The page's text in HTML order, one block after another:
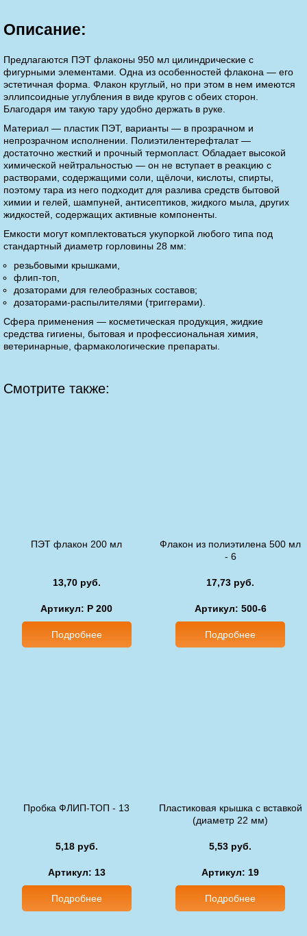
Описание:
Предлагаются ПЭТ флаконы 950 мл цилиндрические с
фигурными элементами. Одна из особенностей флакона — его
эстетичная форма. Флакон круглый, но при этом в нем имеются
эллипсоидные углубления в виде кругов с обеих сторон.
Благодаря им такую тару удобно держать в руке.
Материал — пластик ПЭТ, варианты — в прозрачном и
непрозрачном исполнении. Полиэтилентерефталат —
достаточно жесткий и прочный термопласт. Обладает высокой
химической нейтральностью — он не вступает в реакцию с
растворами, содержащими соли, щёлочи, кислоты, спирты,
поэтому тара из него подходит для разлива средств бытовой
химии и гелей, шампуней, антисептиков, жидкого мыла, других
жидкостей, содержащих активные компоненты.
Емкости могут комплектоваться укупоркой любого типа под
стандартный диаметр горловины 28 мм:
резьбовыми крышками,
флип-топ,
дозаторами для гелеобразных составов;
дозаторами-распылителями (триггерами).
Сфера применения — косметическая продукция, жидкие
средства гигиены, бытовая и профессиональная химия,
ветеринарные, фармакологические препараты.
Смотрите также:
ПЭТ флакон 200 мл
13,70 руб.
Артикул: P 200
Подробнее
Флакон из полиэтилена 500 мл
- 6
17,73 руб.
Артикул: 500-6
Подробнее
Пробка ФЛИП-ТОП - 13
5,18 руб.
Артикул: 13
Подробнее
Пластиковая крышка с вставкой
(диаметр 22 мм)
5,53 руб.
Артикул: 19
Подробнее